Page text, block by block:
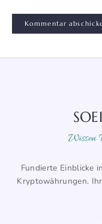
Fundierte Einblicke
Kryptowährungen.